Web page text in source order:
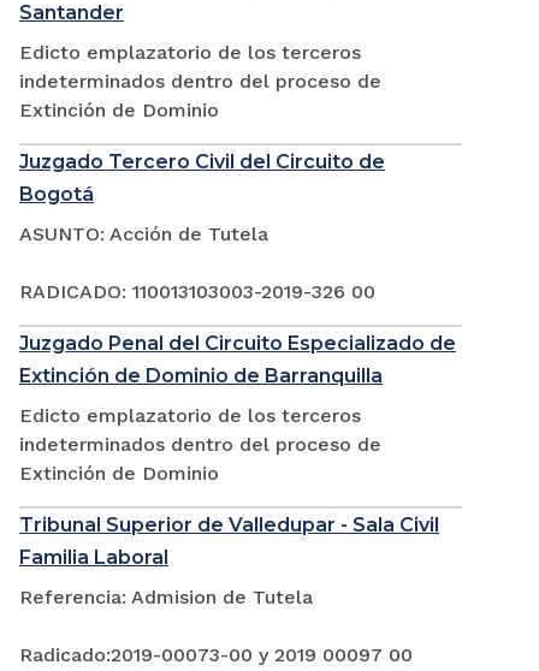
Santander
Edicto emplazatorio de los terceros
indeterminados dentro del proceso de
Extinción de Dominio
Juzgado Tercero Civil del Circuito de
Bogotá
ASUNTO: Acción de Tutela
RADICADO: 110013103003-2019-326 00
Juzgado Penal del Circuito Especializado de
Extinción de Dominio de Barranquilla
Edicto emplazatorio de los terceros
indeterminados dentro del proceso de
Extinción de Dominio
Tribunal Superior de Valledupar - Sala Civil
Familia Laboral
Referencia: Admision de Tutela
Radicado:2019-00073-00 y 2019 00097 00